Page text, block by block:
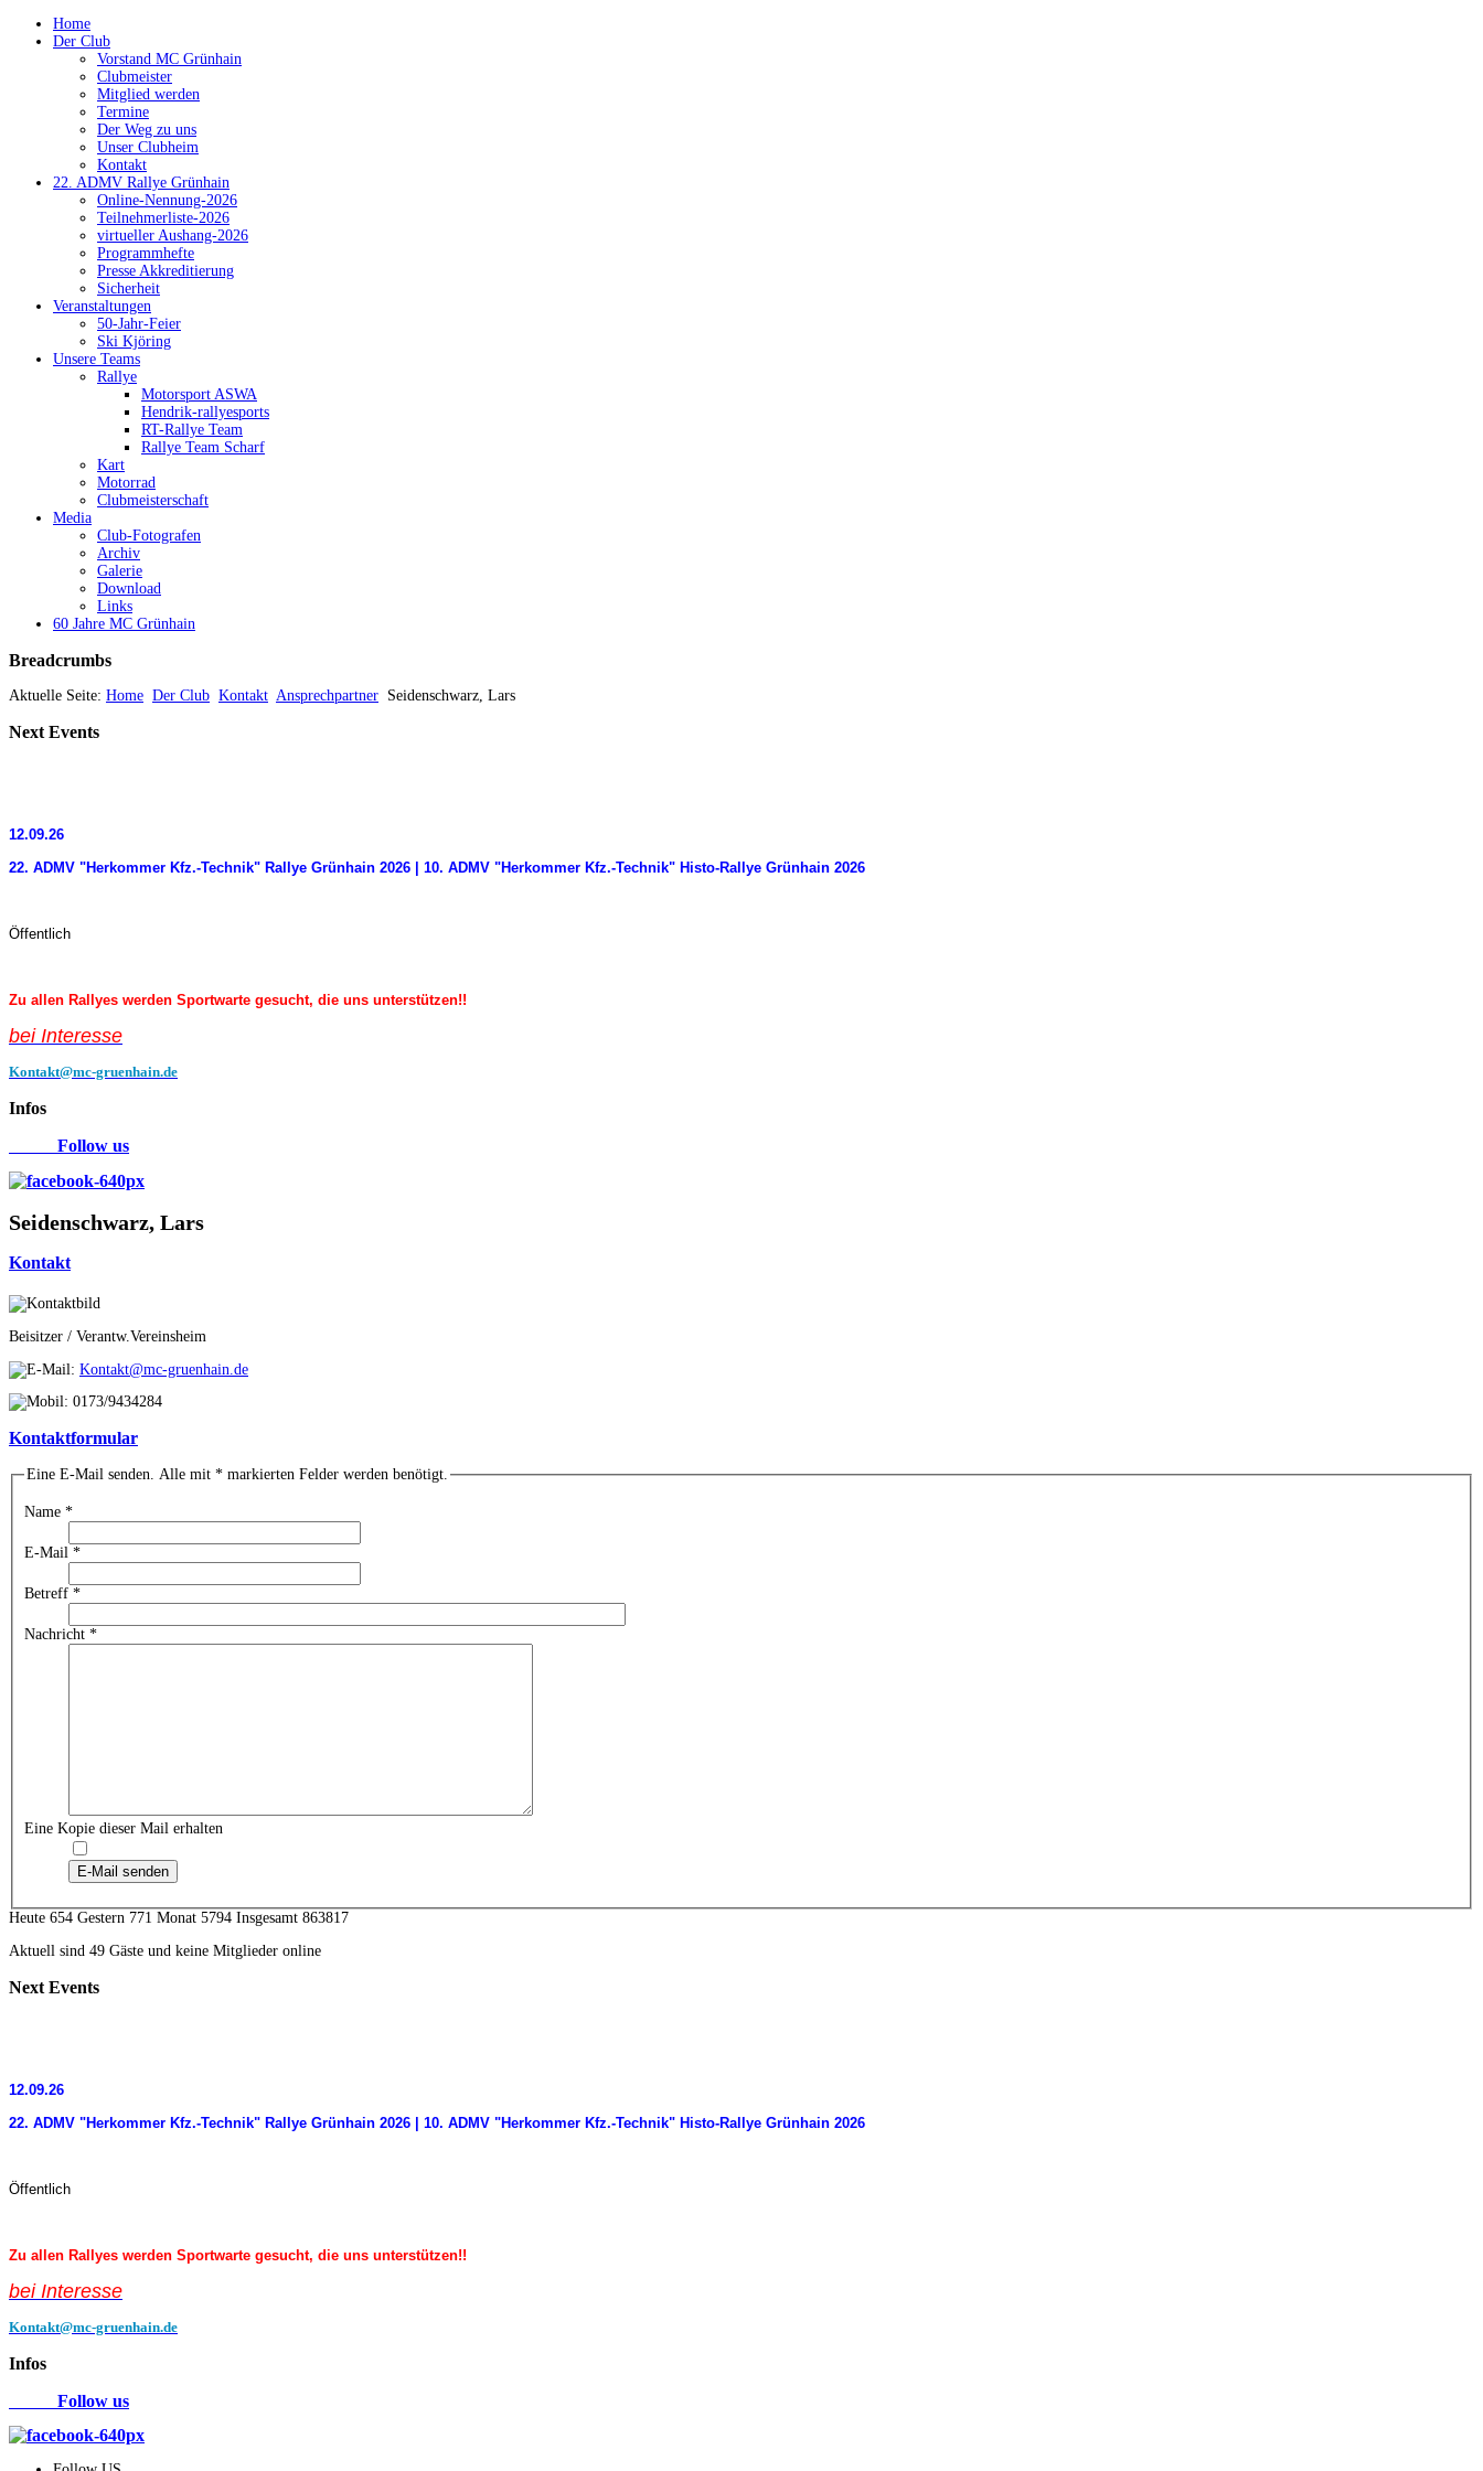
Home
Der Club
Vorstand MC Grünhain
Clubmeister
Mitglied werden
Termine
Der Weg zu uns
Unser Clubheim
Kontakt
22. ADMV Rallye Grünhain
Online-Nennung-2026
Teilnehmerliste-2026
virtueller Aushang-2026
Programmhefte
Presse Akkreditierung
Sicherheit
Veranstaltungen
50-Jahr-Feier
Ski Kjöring
Unsere Teams
Rallye
Motorsport ASWA
Hendrik-rallyesports
RT-Rallye Team
Rallye Team Scharf
Kart
Motorrad
Clubmeisterschaft
Media
Club-Fotografen
Archiv
Galerie
Download
Links
60 Jahre MC Grünhain
Breadcrumbs
Aktuelle Seite: Home Der Club Kontakt Ansprechpartner Seidenschwarz, Lars
Next Events
12.09.26
22. ADMV "Herkommer Kfz.-Technik" Rallye Grünhain 2026 | 10. ADMV "Herkommer Kfz.-Technik" Histo-Rallye Grünhain 2026
Öffentlich
Zu allen Rallyes werden Sportwarte gesucht, die uns unterstützen!!
bei Interesse
Kontakt@mc-gruenhain.de
Infos
Follow us
Seidenschwarz, Lars
Kontakt
Beisitzer / Verantw.Vereinsheim
Kontakt@mc-gruenhain.de
0173/9434284
Kontaktformular
Eine E-Mail senden. Alle mit * markierten Felder werden benötigt.
Name *
E-Mail *
Betreff *
Nachricht *
Eine Kopie dieser Mail erhalten
E-Mail senden
Heute 654 Gestern 771 Monat 5794 Insgesamt 863817
Aktuell sind 49 Gäste und keine Mitglieder online
Next Events
12.09.26
22. ADMV "Herkommer Kfz.-Technik" Rallye Grünhain 2026 | 10. ADMV "Herkommer Kfz.-Technik" Histo-Rallye Grünhain 2026
Öffentlich
Zu allen Rallyes werden Sportwarte gesucht, die uns unterstützen!!
bei Interesse
Kontakt@mc-gruenhain.de
Infos
Follow us